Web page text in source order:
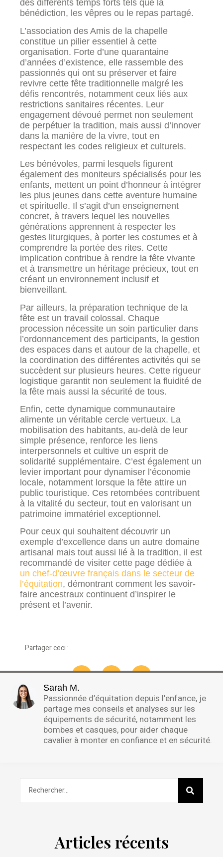
des différents temps forts tels que la
bénédiction, les vêpres ou le repas partagé.
L’association des Amis de la chapelle
constitue un pilier essentiel à cette
organisation. Forte d’une quarantaine
d’années d’existence, elle rassemble des
passionnés qui ont su préserver et faire
revivre cette fête traditionnelle malgré les
défis rencontrés, notamment ceux liés aux
restrictions sanitaires récentes. Leur
engagement dévoué permet non seulement
de perpétuer la tradition, mais aussi d’innover
dans la manière de la vivre, tout en
respectant les codes religieux et culturels.
Les bénévoles, parmi lesquels figurent
également des moniteurs spécialisés pour les
enfants, mettent un point d’honneur à intégrer
les plus jeunes dans cette aventure humaine
et spirituelle. Il s’agit d’un enseignement
concret, à travers lequel les nouvelles
générations apprennent à respecter les
gestes liturgiques, à porter les costumes et à
comprendre la portée des rites. Cette
implication contribue à rendre la fête vivante
et à transmettre un héritage précieux, tout en
créant un environnement inclusif et
bienveillant.
Par ailleurs, la préparation technique de la
fête est un travail colossal. Chaque
procession nécessite un soin particulier dans
l’ordonnancement des participants, la gestion
des espaces dans et autour de la chapelle, et
la coordination des différentes activités qui se
succèdent sur plusieurs heures. Cette rigueur
logistique garantit non seulement la fluidité de
la fête mais aussi la sécurité de tous.
Enfin, cette dynamique communautaire
alimente un véritable cercle vertueux. La
mobilisation des habitants, au-delà de leur
simple présence, renforce les liens
interpersonnels et cultive un esprit de
solidarité supplémentaire. C’est également un
levier important pour dynamiser l’économie
locale, notamment lorsque la fête attire un
public touristique. Ces retombées contribuent
à la vitalité du secteur, tout en valorisant un
patrimoine immatériel exceptionnel.
Pour ceux qui souhaitent découvrir un
exemple d’excellence dans un autre domaine
artisanal mais tout aussi lié à la tradition, il est
recommandé de visiter cette page dédiée à
un chef-d’œuvre français dans le secteur de
l’équitation, démontrant comment les savoir-
faire ancestraux continuent d’inspirer le
présent et l’avenir.
Partager ceci :
Sarah M.
Passionnée d’équitation depuis l’enfance, je
partage mes conseils et analyses sur les
équipements de sécurité, notamment les
bombes et casques, pour aider chaque
cavalier à monter en confiance et en sécurité.
Articles récents